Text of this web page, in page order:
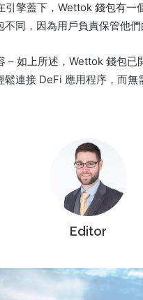
引擎蓋下，Wettok 錢包有一
不同，因為用戶負責保管他
– 如上所述，Wettok 錢包已
鬆連接 DeFi 應用程序，而無
Editor